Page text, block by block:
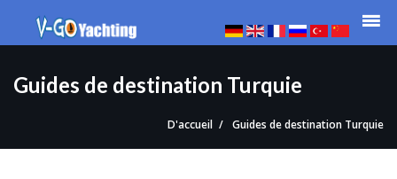
Guides de destination Turquie
D'accueil Guides de destination Turquie